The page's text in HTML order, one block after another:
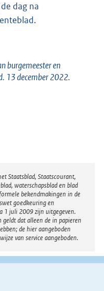
dag na
burgemeester en
13 december 2022.
Staatsblad, Staatscourant,
waterschapsblad en blad
bekendmakingen in de
goedkeuring en
1 juli 2009 zijn uitgegeven.
dat alleen de in papieren
de hier aangeboden
van service aangeboden.